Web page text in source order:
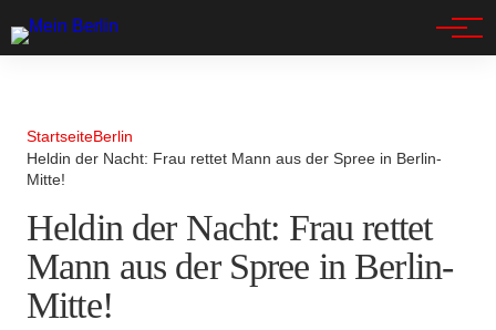
StartseiteBerlin
Heldin der Nacht: Frau rettet Mann aus der Spree in Berlin-
Mitte!
Heldin der Nacht: Frau rettet
Mann aus der Spree in Berlin-
Mitte!